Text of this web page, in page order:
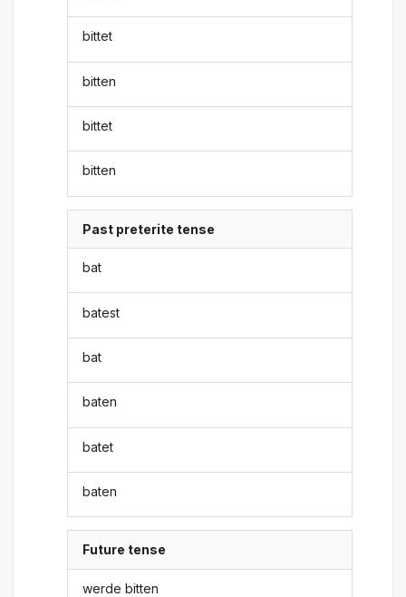
bittet
bitten
bittet
bitten
Past preterite tense
bat
batest
bat
baten
batet
baten
Future tense
werde bitten